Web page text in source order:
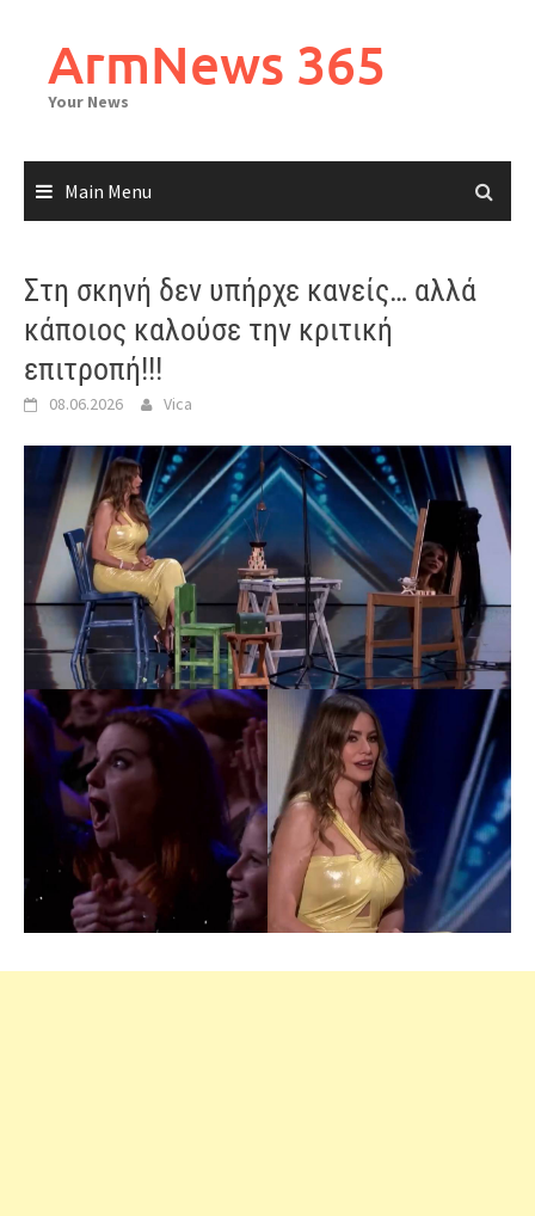
contentArmNews 365
Your News
Main Menu
Στη σκηνή δεν υπήρχε κανείς… αλλά
κάποιος καλούσε την κριτική
επιτροπή!!!
08.06.2026 Vica